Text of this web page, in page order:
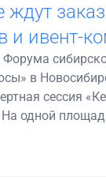
и ивент-
в
сессия
одной